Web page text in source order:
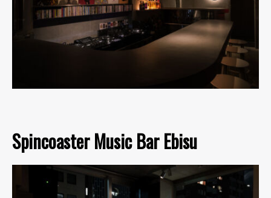
Spincoaster Music Bar Ebisu